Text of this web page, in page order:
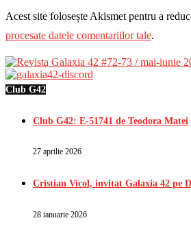
Acest site folosește Akismet pentru a
procesate datele comentariilor tale.
Club G42
Club G42: E-51741 de Teodora Matei
27 aprilie 2026
Cristian Vicol, invitat Galaxia 42 pe
28 ianuarie 2026